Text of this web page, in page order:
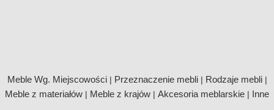
Meble Wg. Miejscowości| Przeznaczenie mebli| Rodzaje mebli|
Meble z materiałów | Meble z krajów | Akcesoria meblarskie | Inne